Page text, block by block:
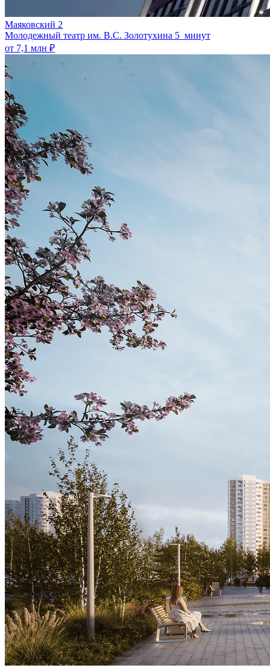
Маяковский 2
Молодежный театр им. В.С. Золотухина 5 минут
от 7,1 млн ₽